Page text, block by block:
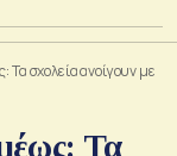
σχολεία ανοίγουν με
Τα